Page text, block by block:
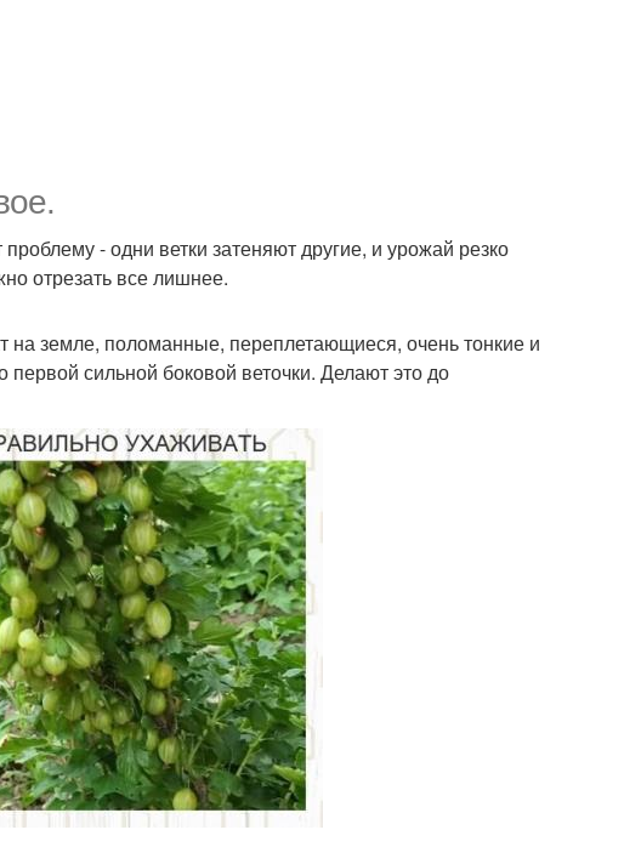
- одни ветки затеняют другие, и урожай резко
отрезать все лишнее.
на земле, поломанные, переплетающиеся, очень тонкие и
сильной боковой веточки. Делают это до